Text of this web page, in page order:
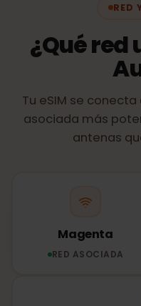
RED
¿Qué red
Tu eSIM se
asociada más
antenas
Magenta
RED ASOCIADA